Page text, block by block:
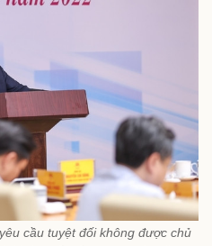
cầu tuyệt đối không được chủ